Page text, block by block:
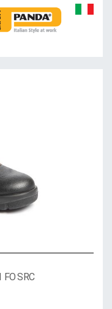
SRC